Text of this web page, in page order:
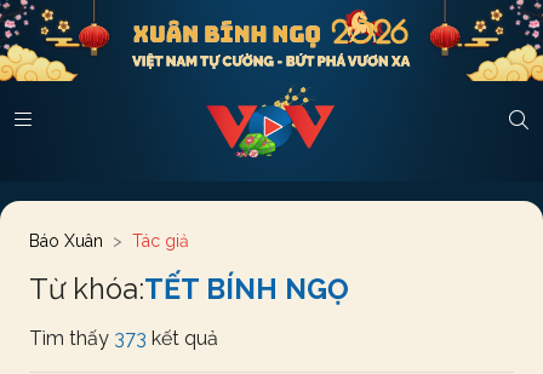
Báo Xuân Tác giả
Từ khóa:TẾT BÍNH NGỌ
Tìm thấy 373 kết quả